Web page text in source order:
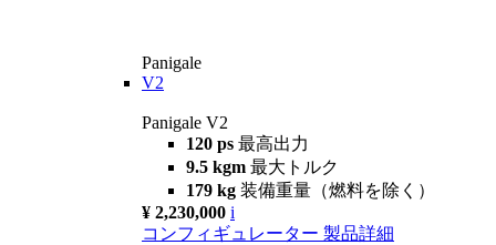
Panigale
V2
Panigale V2
120 ps 最高出力
9.5 kgm 最大トルク
179 kg 装備重量（燃料を除く）
¥ 2,230,000 i
コンフィギュレーター 製品詳細